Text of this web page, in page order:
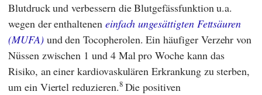
Blutdruck und verbessern die Blutgefässfunktion u.a.
wegen der enthaltenen einfach ungesättigten Fettsäuren
(MUFA)und den Tocopherolen. Ein häufiger Verzehr von
Nüssen zwischen 1 und 4 Mal pro Woche kann das
Risiko, an einer kardiovaskulären Erkrankung zu sterben,
um ein Viertel reduzieren.8 Die positiven